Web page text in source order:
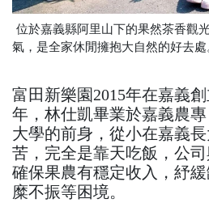
位於嘉義縣阿里山下的果然茶香觀
氣，是全家休閒擁抱大自然的好去
富田新樂園2015年在嘉義
年，林仕凱畢業於嘉義農
大學的前身，從小在嘉義
苦，完全是靠天吃飯，公司
確保果農有穩定收入，紓
糜不振等困境。